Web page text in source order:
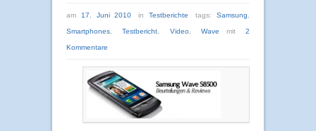
am 17. Juni 2010 inTestberichte tags:Samsung
Smartphones ,Testbericht Video Wave mit 2
Kommentare